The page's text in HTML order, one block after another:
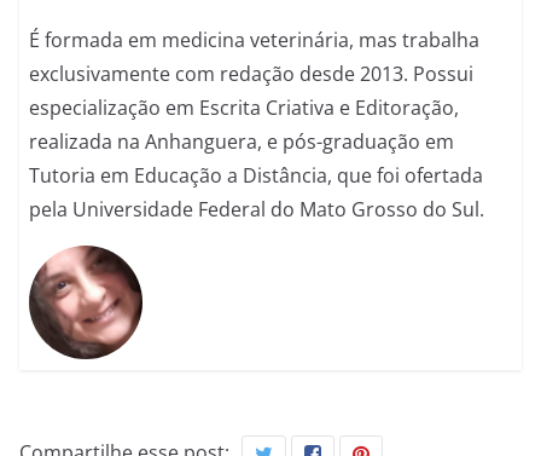
É formada em medicina veterinária, mas trabalha
exclusivamente com redação desde 2013. Possui
especialização em Escrita Criativa e Editoração,
realizada na Anhanguera, e pós-graduação em
Tutoria em Educação a Distância, que foi ofertada
pela Universidade Federal do Mato Grosso do Sul.